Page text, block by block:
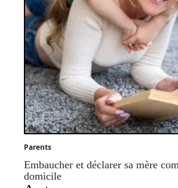
Parents
Embaucher et déclarer sa mère
domicile